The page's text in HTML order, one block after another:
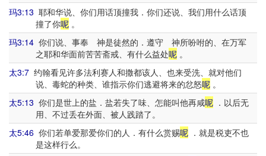
玛3:13 耶和华说、你们用话顶撞我．你们还说、我们用什么话顶
撞了你呢。
玛3:14 你们说、事奉 神是徒然的．遵守 神所吩咐的、在万军
之耶和华面前苦苦斋戒、有什么益处呢。
太3:7 约翰看见许多法利赛人和撒都该人、也来受洗、就对他们
说、毒蛇的种类、谁指示你们逃避将来的忿怒呢。
太5:13 你们是世上的盐．盐若失了味、怎能叫他再咸呢 ．以后无
用、不过丢在外面、被人践踏了。
太5:46 你们若单爱那爱你们的人．有什么赏赐呢 ．就是税吏不也
是这样行么。